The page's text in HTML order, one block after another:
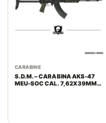
CARABINE
S.D.M. – CARABINA AKS-47
MEU-SOC CAL. 7,62X39MM